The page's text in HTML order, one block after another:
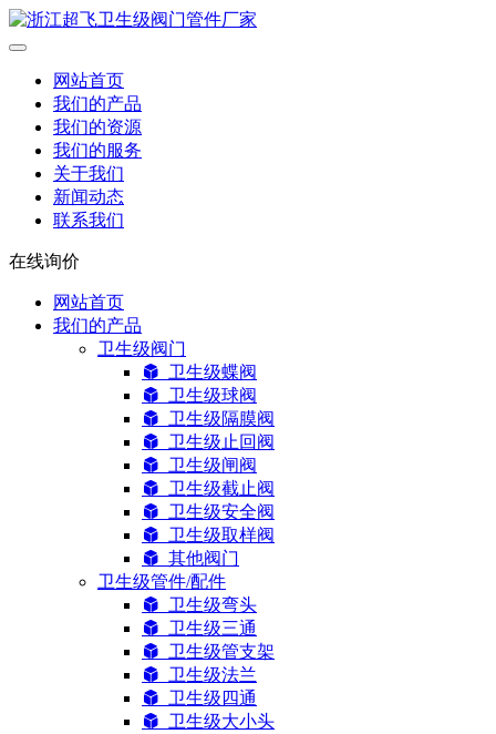
网站首页
我们的产品
我们的资源
我们的服务
关于我们
新闻动态
联系我们
在线询价
网站首页
我们的产品
卫生级阀门
卫生级蝶阀
卫生级球阀
卫生级隔膜阀
卫生级止回阀
卫生级闸阀
卫生级截止阀
卫生级安全阀
卫生级取样阀
其他阀门
卫生级管件/配件
卫生级弯头
卫生级三通
卫生级管支架
卫生级法兰
卫生级四通
卫生级大小头